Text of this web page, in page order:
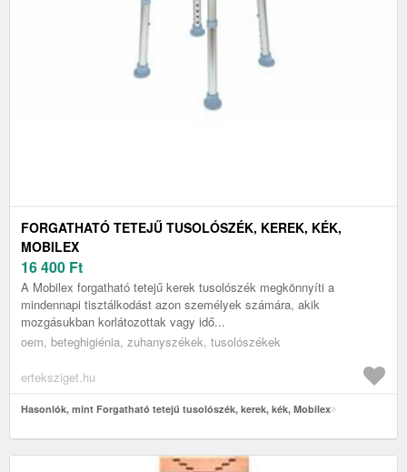
FORGATHATÓ TETEJŰ TUSOLÓSZÉK, KEREK, KÉK,
MOBILEX
16 400 Ft
A Mobilex forgatható tetejű kerek tusolószék megkönnyíti a
mindennapi tisztálkodást azon személyek számára, akik
mozgásukban korlátozottak vagy idő...
oem, beteghigiénia, zuhanyszékek, tusolószékek
erteksziget.hu
Hasonlók, mint Forgatható tetejű tusolószék, kerek, kék, Mobilex